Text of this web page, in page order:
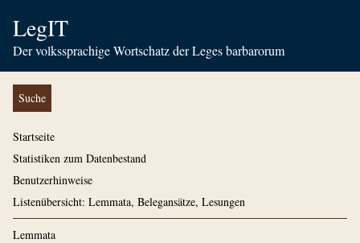
LegIT
Der volkssprachige Wortschatz der Leges barbarorum
Suche
Startseite
Statistiken zum Datenbestand
Benutzerhinweise
Listenübersicht: Lemmata, Belegansätze, Lesungen
Lemmata